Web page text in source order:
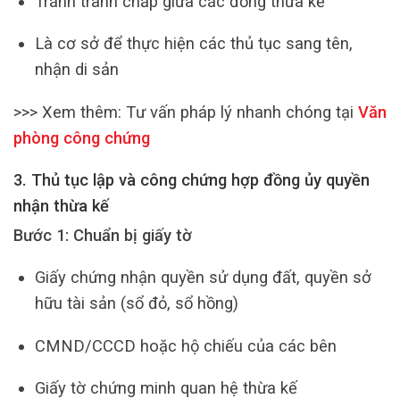
Là cơ sở để thực hiện các thủ tục sang tên,
nhận di sản
>>> Xem thêm: Tư vấn pháp lý nhanh chóng tại Văn
phòng công chứng
3. Thủ tục lập và công chứng hợp đồng ủy quyền
nhận thừa kế
Bước 1: Chuẩn bị giấy tờ
Giấy chứng nhận quyền sử dụng đất, quyền sở
hữu tài sản (sổ đỏ, sổ hồng)
CMND/CCCD hoặc hộ chiếu của các bên
Giấy tờ chứng minh quan hệ thừa kế